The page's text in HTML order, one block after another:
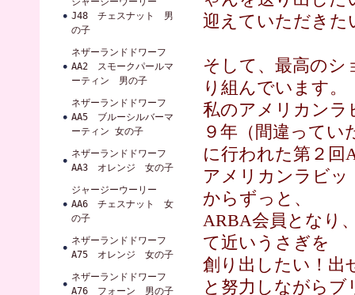
J48 チェスナット 男
の子
ネザーランドドワーフ
AA2 スモークパールマ
ーティン 男の子
ネザーランドドワーフ
AA5 ブルーシルバーマ
ーティン 女の子
ネザーランドドワーフ
AA3 オレンジ 女の子
ジャージーウーリー
AA6 チェスナット 女
の子
ネザーランドドワーフ
A75 オレンジ 女の子
ネザーランドドワーフ
A76 フォーン 男の子
迎えていただきた
そして、最高のシ
り組んでいます。
私のアメリカンラ
９年（間違って
に行われた第２回
アメリカンラビッ
からずっと、
ARBA会員となり
て近いうさぎを
創り出したい！出
と努力しながらブ